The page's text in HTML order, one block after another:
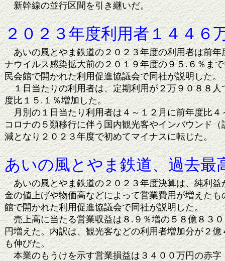
新幹線の並行区間を引き継いだ。
２０２３年度利用者１４４
あいの風とやま鉄道の２０２３年度の利用者は前年
ナウイルス感染拡大前の２０１９年度の９５.６％ま
民会館で開かれた利用促進協議会で同社が説明した。
１日当たりの利用者は、定期利用が２万９０８８人
度比１５.１％増加した。
月別の１日当たり利用者は４～１２月に前年度比４
コロナの５類移行に伴う国内観光客やインバウンド
減となり２０２３年度で初めてマイナスに転じた。
あいの風とやま鉄道、過去
あいの風とやま鉄道の２０２３年度決算は、純利益
金の値上げや物価高などによって営業費用が増えた
館で開かれた利用促進協議会で同社が説明した。
売上高に当たる営業収益は８.９％増の５８億８３
円増えた。内訳は、観光客などの利用者増加分が２
も伸びた。
本業のもうけを示す営業損益は３４００万円の赤字